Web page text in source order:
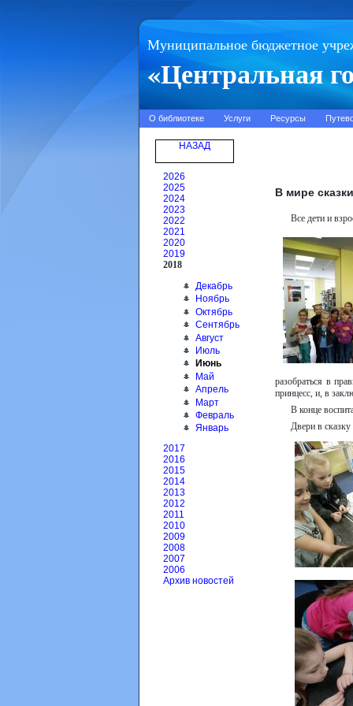
Муниципальное бюджетное
«Центральная
О библиотеке Услуги Ресурсы
НАЗАД
2026
2025
2024
2023
2022
2021
2020
2019
2018
Декабрь
Ноябрь
Октябрь
Сентябрь
Август
Июль
Июнь
Май
Апрель
Март
Февраль
Январь
2017
2016
2015
2014
2013
2012
2011
2010
2009
2008
2007
2006
Архив новостей
В мире
Все дети и
разобраться в
принцесс, и, в
В конце
Двери в